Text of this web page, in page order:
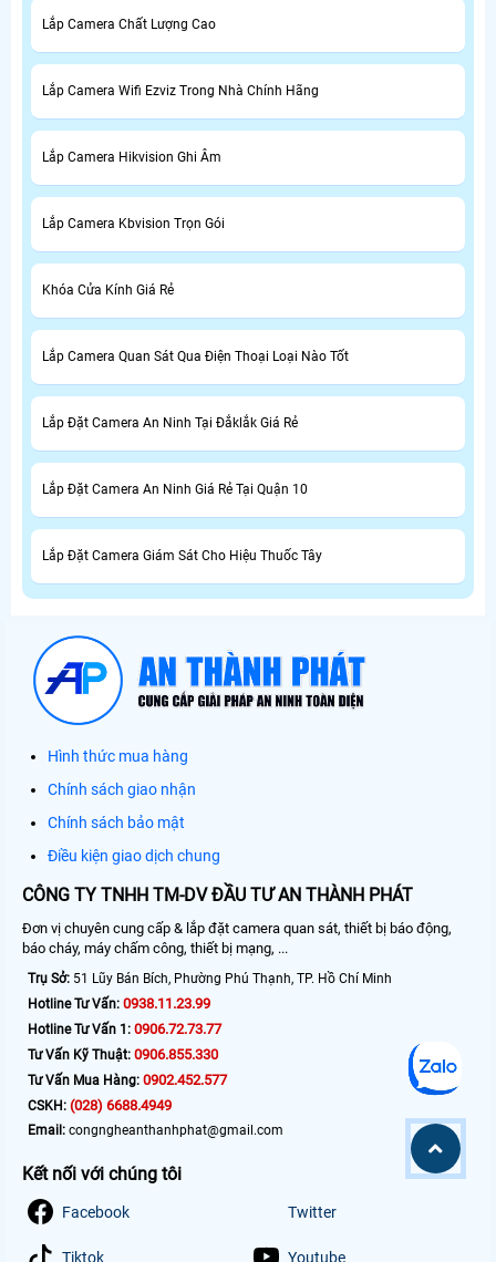
Lắp Camera Chất Lượng Cao
Lắp Camera Wifi Ezviz Trong Nhà Chính Hãng
Lắp Camera Hikvision Ghi Âm
Lắp Camera Kbvision Trọn Gói
Khóa Cửa Kính Giá Rẻ
Lắp Camera Quan Sát Qua Điện Thoại Loại Nào Tốt
Lắp Đặt Camera An Ninh Tại Đắklắk Giá Rẻ
Lắp Đặt Camera An Ninh Giá Rẻ Tại Quận 10
Lắp Đặt Camera Giám Sát Cho Hiệu Thuốc Tây
Hình thức mua hàng
Chính sách giao nhận
Chính sách bảo mật
Điều kiện giao dịch chung
CÔNG TY TNHH TM-DV ĐẦU TƯ AN THÀNH PHÁT
Đơn vị chuyên cung cấp & lắp đặt camera quan sát, thiết bị báo động,
báo cháy, máy chấm công, thiết bị mạng, ...
Trụ Sở: 51 Lũy Bán Bích, Phường Phú Thạnh, TP. Hồ Chí Minh
Hotline Tư Vấn: 0938.11.23.99
Hotline Tư Vấn 1: 0906.72.73.77
Tư Vấn Kỹ Thuật: 0906.855.330
Tư Vấn Mua Hàng: 0902.452.577
CSKH: (028) 6688.4949
Email: congngheanthanhphat@gmail.com
Kết nối với chúng tôi
Facebook Twitter
Tiktok Youtube